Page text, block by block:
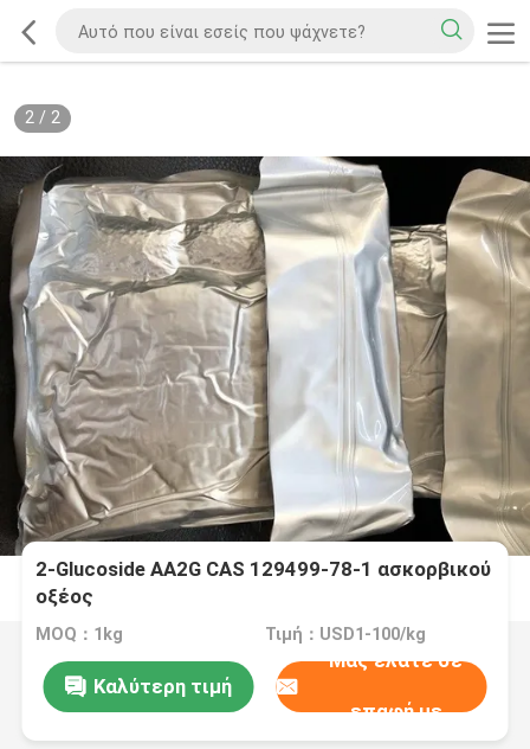
2/ 2
2-Glucoside AA2G CAS 129499-78-1 ασκορβικού
οξέος
MOQ：1kg Τιμή：USD1-100/kg
Καλύτερη τιμή
Μας ελάτε σε
επαφή με